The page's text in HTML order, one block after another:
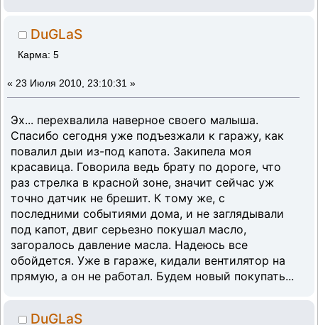
DuGLaS
Карма: 5
« 23 Июля 2010, 23:10:31 »
Эх... перехвалила наверное своего малыша.
Спасибо сегодня уже подъезжали к гаражу, как
повалил дыи из-под капота. Закипела моя
красавица. Говорила ведь брату по дороге, что
раз стрелка в красной зоне, значит сейчас уж
точно датчик не брешит. К тому же, с
последними событиями дома, и не заглядывали
под капот, двиг серьезно покушал масло,
загоралось давление масла. Надеюсь все
обойдется. Уже в гараже, кидали вентилятор на
прямую, а он не работал. Будем новый покупать...
DuGLaS